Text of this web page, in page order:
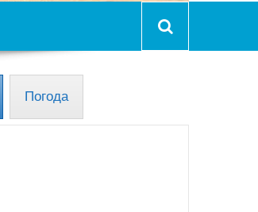
Погода